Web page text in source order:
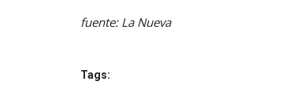
fuente: La Nueva
Tags: